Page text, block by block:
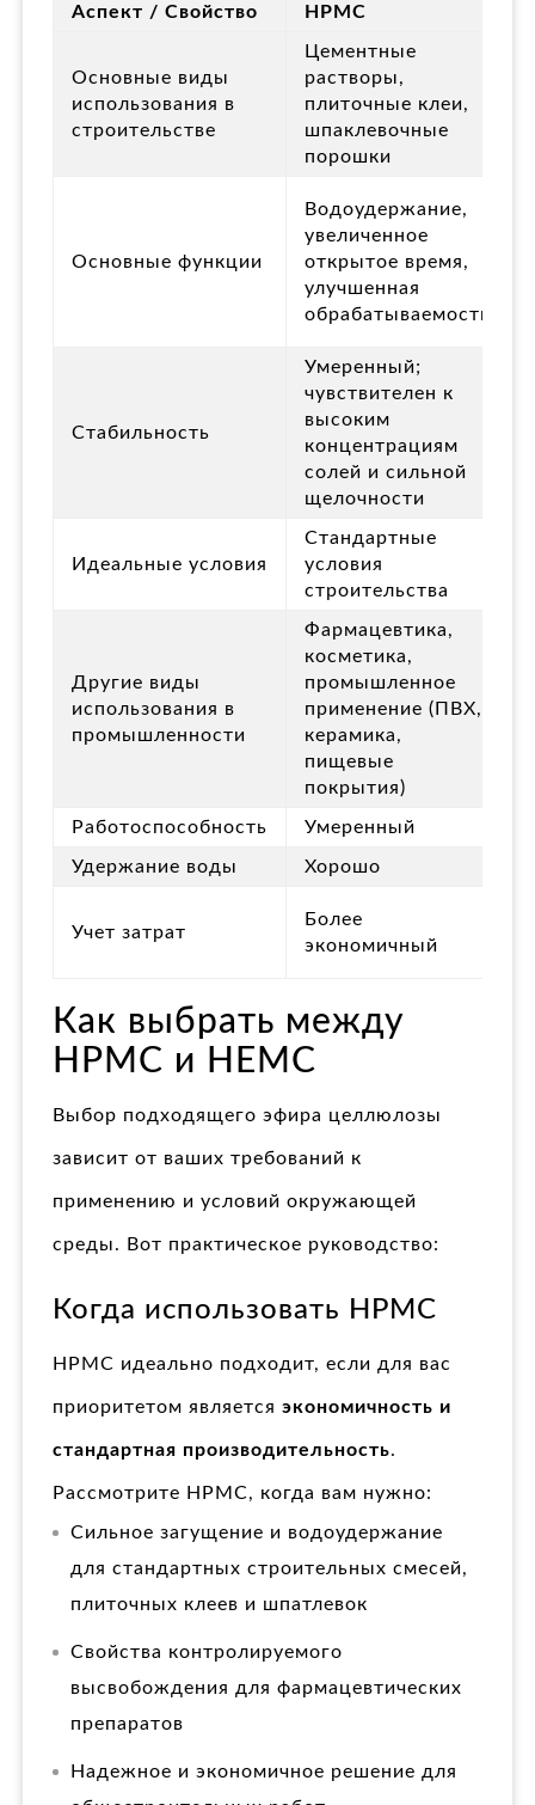
Аспект / Свойство HPMC
Основные виды
использования в
строительстве
Цементные
растворы,
плиточные клеи,
шпаклевочные
порошки
Основные функции
Водоудержание,
увеличенное
открытое время,
улучшенная
обрабатываемость
Стабильность
Умеренный;
чувствителен к
высоким
концентрациям
солей и сильной
щелочности
Идеальные условия
Стандартные
условия
строительства
Другие виды
использования в
промышленности
Фармацевтика,
косметика,
промышленное
применение (ПВХ,
керамика,
пищевые
покрытия)
Работоспособность Умеренный
Удержание воды Хорошо
Учет затрат
Более
экономичный
Как выбрать между
HPMC и HEMC
Выбор подходящего эфира целлюлозы
зависит от ваших требований к
применению и условий окружающей
среды. Вот практическое руководство:
Когда использовать HPMC
HPMC идеально подходит, если для вас
приоритетом является экономичность и
стандартная производительность.
Рассмотрите HPMC, когда вам нужно:
Сильное загущение и водоудержание
для стандартных строительных смесей,
плиточных клеев и шпатлевок
Свойства контролируемого
высвобождения для фармацевтических
препаратов
Надежное и экономичное решение для